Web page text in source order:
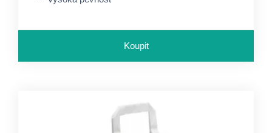
Koupit